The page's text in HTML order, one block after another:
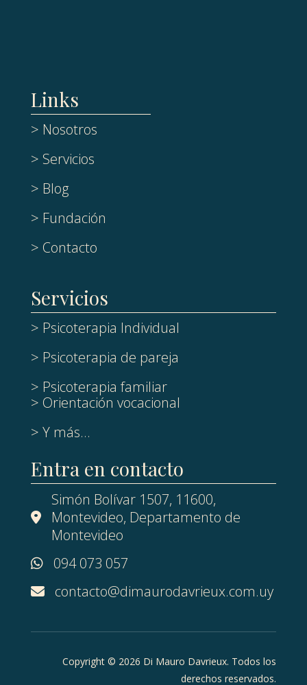
Links
> Nosotros
> Servicios
> Blog
> Fundación
> Contacto
Servicios
> Psicoterapia Individual
> Psicoterapia de pareja
> Psicoterapia familiar
> Orientación vocacional
> Y más...
Entra en contacto
Simón Bolívar 1507, 11600,
Montevideo, Departamento de
Montevideo
094 073 057
contacto@dimaurodavrieux.com.uy
Copyright © 2026 Di Mauro Davrieux. Todos los
derechos reservados.